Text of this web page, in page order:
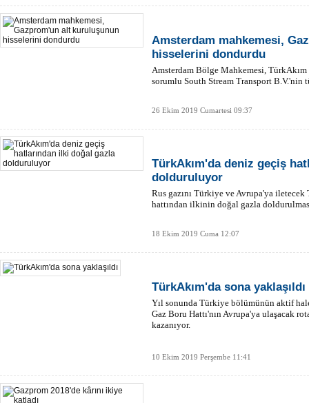
Amsterdam mahkemesi,
hisselerini dondurdu
Amsterdam Bölge Mahkemesi,
sorumlu South Stream Transport B.V.'nin
26 Ekim 2019 Cumartesi 09:37
TürkAkım'da deniz geçiş
dolduruluyor
Rus gazını Türkiye ve Avrupa'ya
hattından ilkinin doğal gazla
18 Ekim 2019 Cuma 12:07
TürkAkım'da sona yaklaşıldı
Yıl sonunda Türkiye bölümünün aktif
Gaz Boru Hattı'nın Avrupa'ya ulaşacak
kazanıyor.
10 Ekim 2019 Perşembe 11:41